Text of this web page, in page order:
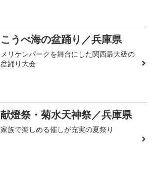
こうべ海の盆踊り／兵庫県
メリケンパークを舞台にした関西最大級の
盆踊り大会
献燈祭・菊水天神祭／兵庫県
家族で楽しめる催しが充実の夏祭り